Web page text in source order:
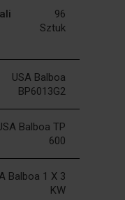
96
Sztuk
USA Balboa
BP6013G2
Balboa TP
600
Balboa 1 X 3
KW